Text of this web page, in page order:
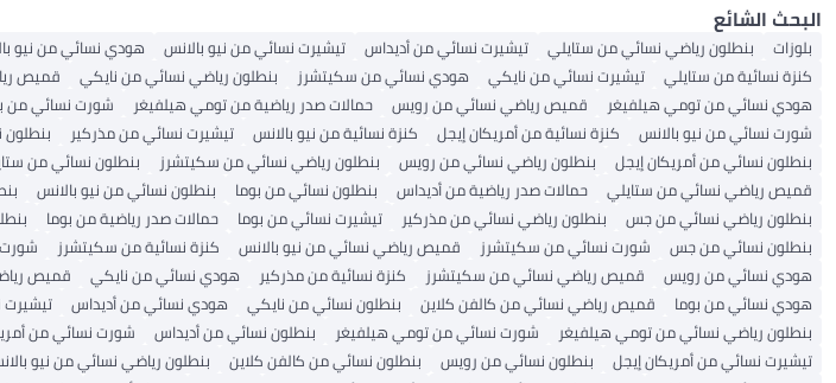
البحث الشائع
بلوزات بنطلون رياضي نسائي من ستايلي تيشيرت نسائي من أديداس تيشيرت نسائي من نيو بالانس هودي نسائي من نيو
كنزة نسائية من ستايلي
تيشيرت نسائي من نايكي هودي نسائي من سكيتشرز بنطلون رياضي نسائي من نايكي قميص
هودي نسائي من تومي هيلفيغر
قميص رياضي نسائي من رويس حمالات صدر رياضية من تومي هيلفيغر شورت نسائي من
شورت نسائي من نيو بالانس
كنزة نسائية من أمريكان إيجل كنزة نسائية من نيو بالانس تيشيرت نسائي من مذركير
بنطلون نسائي من أمريكان إيجل
بنطلون رياضي نسائي من رويس بنطلون رياضي نسائي من سكيتشرز بنطلون نسائي من
قميص رياضي نسائي من ستايلي
حمالات صدر رياضية من أديداس بنطلون نسائي من بوما بنطلون نسائي من نيو بالانس
بنطلون رياضي نسائي من جس
بنطلون رياضي نسائي من مذركير تيشيرت نسائي من بوما حمالات صدر رياضية من بوما
بنطلون نسائي من جس
شورت نسائي من سكيتشرز قميص رياضي نسائي من نيو بالانس كنزة نسائية من سكيتشرز
هودي نسائي من رويس
قميص رياضي نسائي من سكيتشرز كنزة نسائية من مذركير هودي نسائي من نايكي قميص
هودي نسائي من بوما
قميص رياضي نسائي من كالفن كلاين بنطلون نسائي من نايكي هودي نسائي من أديداس
بنطلون رياضي نسائي من تومي هيلفيغر
شورت نسائي من تومي هيلفيغر بنطلون نسائي من أديداس شورت نسائي من
تيشيرت نسائي من أمريكان إيجل
بنطلون نسائي من رويس بنطلون نسائي من كالفن كلاين بنطلون رياضي نسائي من نيو